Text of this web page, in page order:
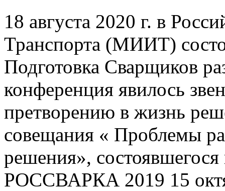
18 августа 2020 г. в
Транспорта (МИИТ)
Подготовка Сварщиков
конференция явилось
претворению в жизнь
совещания « Проблемы
решения»,
РОССВАРКА 2019 15